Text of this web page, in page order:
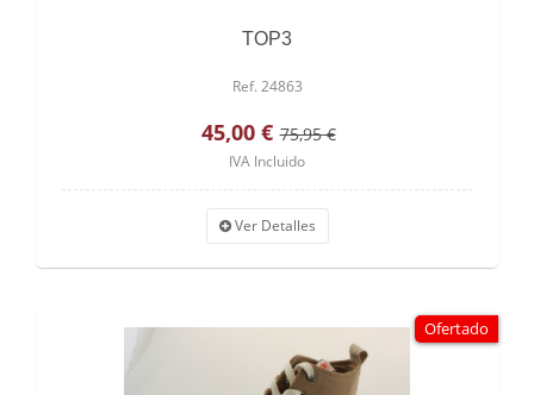
TOP3
Ref. 24863
45,00 € 75,95 €
IVA Incluido
Ver Detalles
Ofertado